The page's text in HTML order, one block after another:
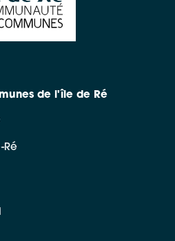
de l'île de Ré
Ré